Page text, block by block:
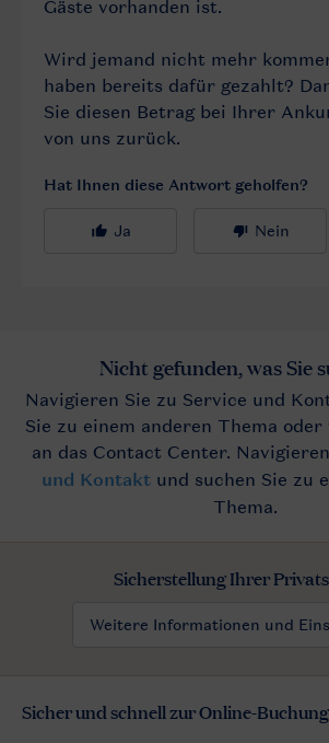
Sicherstellung Ihrer
Weitere Informationen und
Sicher und schnell zur Online-Buchung